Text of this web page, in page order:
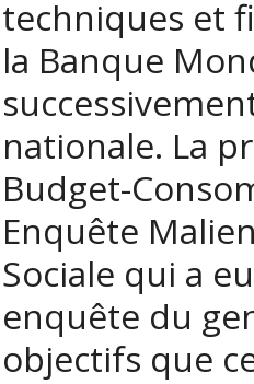
techniques et
la Banque
nationale. La
Budget-
Enquête
Sociale qui a
enquête du
objectifs que